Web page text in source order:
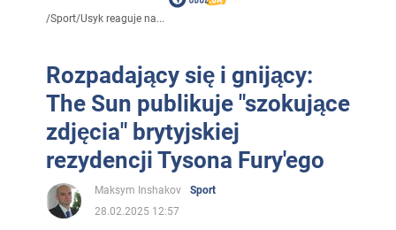
/Sport/Usyk reaguje na...
Rozpadający się i gnijący:
The Sun publikuje "szokujące
zdjęcia" brytyjskiej
rezydencji Tysona Fury'ego
Maksym Inshakov
Sport
28.02.2025 12:57